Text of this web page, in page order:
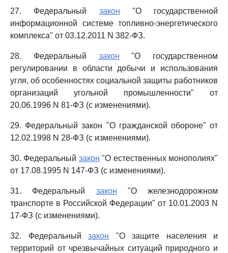
27. Федеральный закон "О государственной
информационной системе топливно-энергетического
комплекса" от 03.12.2011 N 382-ФЗ.
28. Федеральный закон "О государственном
регулировании в области добычи и использования
угля, об особенностях социальной защиты работников
организаций угольной промышленности" от
20.06.1996 N 81-ФЗ (с изменениями).
29. Федеральный закон "О гражданской обороне" от
12.02.1998 N 28-ФЗ (с изменениями).
30. Федеральный закон "О естественных монополиях"
от 17.08.1995 N 147-ФЗ (с изменениями).
31. Федеральный закон "О железнодорожном
транспорте в Российской Федерации" от 10.01.2003 N
17-ФЗ (с изменениями).
32. Федеральный закон "О защите населения и
территорий от чрезвычайных ситуаций природного и